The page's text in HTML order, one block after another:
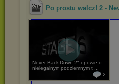
Po prostu walcz! 2 -
Never Back Down 2" opowie o
nielegalnym podziemnym t ...
2